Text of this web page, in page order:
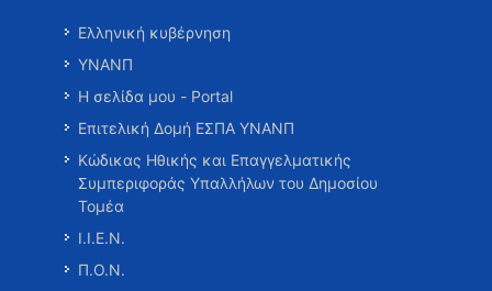
Ελληνική κυβέρνηση
ΥΝΑΝΠ
Η σελίδα μου - Portal
Επιτελική Δομή ΕΣΠΑ ΥΝΑΝΠ
Κώδικας Ηθικής και Επαγγελματικής
Συμπεριφοράς Υπαλλήλων του Δημοσίου
Τομέα
Ι.Ι.Ε.Ν.
Π.Ο.Ν.